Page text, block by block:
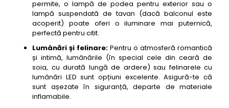
permite, o lampă de podea pentru exterior sau o
lampă suspendată de tavan (dacă balconul este
acoperit) poate oferi o iluminare mai puternică,
perfectă pentru citit.
Lumânări și felinare: Pentru o atmosferă romantică
și intimă, lumânările (în special cele din ceară de
soia, cu durată lungă de ardere) sau felinarele cu
lumânări LED sunt opțiuni excelente. Asigură-te că
sunt așezate în siguranță, departe de materiale
inflamabile.